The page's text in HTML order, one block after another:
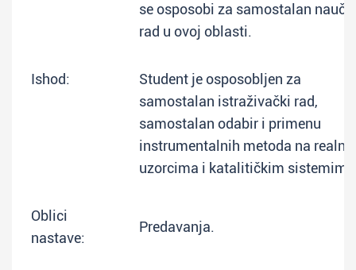
se osposobi za samostalan
rad u ovoj oblasti.
Ishod:
Student je osposobljen za
samostalan istraživački rad,
samostalan odabir i primenu
instrumentalnih metoda na
uzorcima i katalitičkim
Oblici
nastave:
Predavanja.